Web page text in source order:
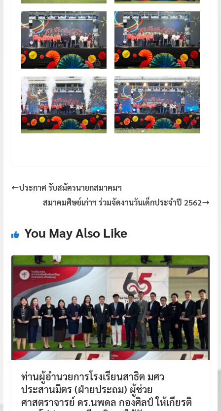
ประกาศ รับสมัครนายกสมาคมฯ
สมาคมศิษย์เก่าฯ ร่วมจัดงานวันเด็กประจำปี 2562
You May Also Like
ท่านผู้อำนวยการโรงเรียนสาธิต มศว
ประสานมิตร (ฝ่ายประถม) ผู้ช่วย
ศาสตราจารย์ ดร.นพดล กองศิลป์ ให้เกียรติ